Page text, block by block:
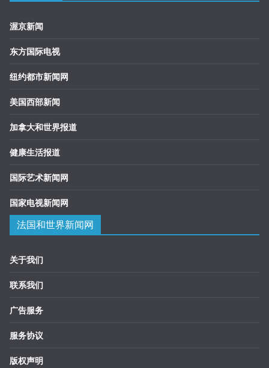
渥京新闻
东方国际电视
纽约都市新闻网
美国西部新闻
加拿大和世界报道
健康生活报道
国际艺术新闻网
国家电视新闻网
法国和世界新闻网
关于我们
联系我们
广告服务
服务协议
版权声明